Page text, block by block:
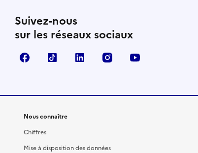
Suivez-nous
sur les réseaux sociaux
FacebookTikTok LinkedIn Instagram
Nous connaître
Chiffres
Mise à disposition des données